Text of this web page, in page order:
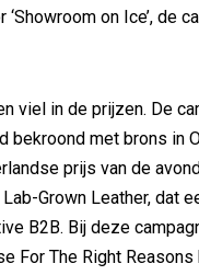
‘Showroom on Ice’, de
viel in de prijzen. De
bekroond met brons in
prijs van de avond
Lab-Grown Leather, dat
B2B. Bij deze
For The Right